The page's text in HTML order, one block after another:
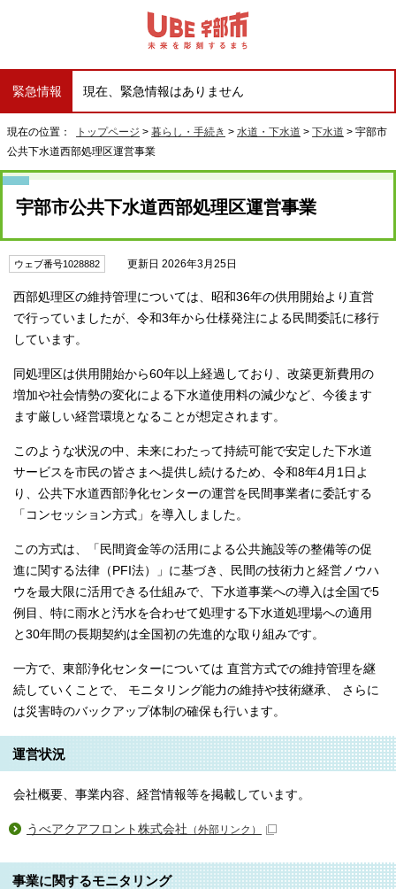
緊急情報 現在、緊急情報はありません
現在の位置： トップページ > 暮らし・手続き > 水道・下水道 > 下水道 > 宇部市
公共下水道西部処理区運営事業
宇部市公共下水道西部処理区運営事業
ウェブ番号1028882 更新日 2026年3月25日
西部処理区の維持管理については、昭和36年の供用開始より直営
で行っていましたが、令和3年から仕様発注による民間委託に移行
しています。
同処理区は供用開始から60年以上経過しており、改築更新費用の
増加や社会情勢の変化による下水道使用料の減少など、今後ます
ます厳しい経営環境となることが想定されます。
このような状況の中、未来にわたって持続可能で安定した下水道
サービスを市民の皆さまへ提供し続けるため、令和8年4月1日よ
り、公共下水道西部浄化センターの運営を民間事業者に委託する
「コンセッション方式」を導入しました。
この方式は、「民間資金等の活用による公共施設等の整備等の促
進に関する法律（PFI法）」に基づき、民間の技術力と経営ノウハ
ウを最大限に活用できる仕組みで、下水道事業への導入は全国で5
例目、特に雨水と汚水を合わせて処理する下水道処理場への適用
と30年間の長期契約は全国初の先進的な取り組みです。
一方で、東部浄化センターについては 直営方式での維持管理を継
続していくことで、 モニタリング能力の維持や技術継承、 さらに
は災害時のバックアップ体制の確保も行います。
運営状況
会社概要、事業内容、経営情報等を掲載しています。
うべアクアフロント株式会社 （外部リンク）
事業に関するモニタリング